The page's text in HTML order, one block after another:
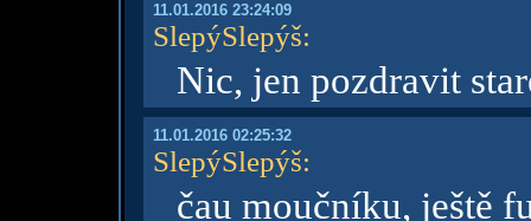
11.01.2016 23:24:09
SlepýSlepýš:
Nic, jen pozdravit
11.01.2016 02:25:32
SlepýSlepýš:
čau moučníku, ještě